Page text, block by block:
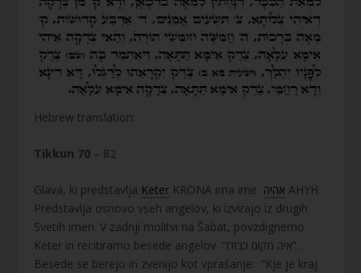
Hebrew translation:
Tikkun 70 – 82
Glava, ki predstavlja Keter KRONA ima ime אהיה AHYH.
Predstavlja osnovo vseh angelov, ki izvirajo iz drugih
Svetih imen. V zadnji molitvi na Šabat, povzdignemo
Keter in recitiramo besede angelov “איה מקום כבודו” .
Besede se berejo in zvenijo kot vprašanje: “Kje je kraj